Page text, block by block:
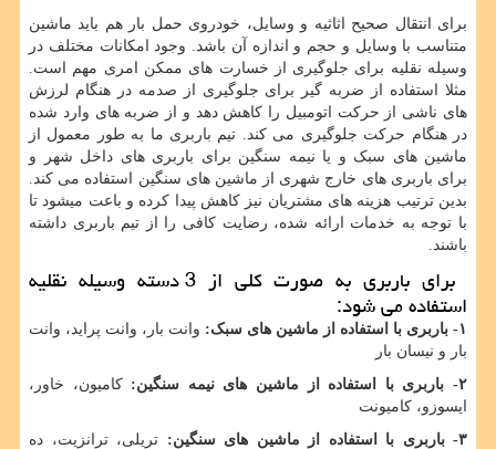
برای انتقال صحیح اثاثیه و وسایل، خودروی حمل بار هم باید ماشین
متناسب با وسایل و حجم و اندازه آن باشد. وجود امکانات مختلف در
وسیله نقلیه برای جلوگیری از خسارت های ممکن امری مهم است.
مثلا استفاده از ضربه گیر برای جلوگیری از صدمه در هنگام لرزش
های ناشی از حرکت اتومبیل را کاهش دهد و از ضربه های وارد شده
در هنگام حرکت جلوگیری می کند. تیم باربری ما به طور معمول از
ماشین های سبک و یا نیمه سنگین برای باربری های داخل شهر و
برای باربری های خارج شهری از ماشین های سنگین استفاده می کند.
بدین ترتیب هزینه های مشتریان نیز کاهش پیدا کرده و باعت میشود تا
با توجه به خدمات ارائه شده، رضایت کافی را از تیم باربری داشته
باشند.
برای باربری به صورت کلی از 3 دسته وسیله نقلیه
استفاده می شود:
۱- باربری با استفاده از ماشین های سبک: وانت بار، وانت پراید، وانت
بار و نیسان بار
۲-
باربری با استفاده از ماشین های نیمه سنگین:کامیون، خاور،
ایسوزو، کامیونت
۳-
باربری با استفاده از ماشین های سنگین: تریلی، ترانزیت، ده